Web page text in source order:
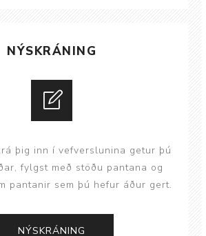
NÝSKRÁNING
þig inn í vefverslunina getur þú
fylgst með stöðu pantana og
pantanir sem þú hefur áður gert.